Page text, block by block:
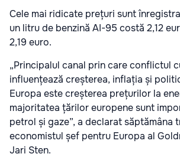
Cele mai ridicate prețuri sunt
un litru de benzină AI-95 costă 2,12
2,19 euro.
„Principalul canal prin care conflictul
influențează creșterea, inflația și
Europa este creșterea prețurilor la
majoritatea țărilor europene sunt
petrol și gaze”, a declarat săptămâna
economistul șef pentru Europa al
Jari Sten.